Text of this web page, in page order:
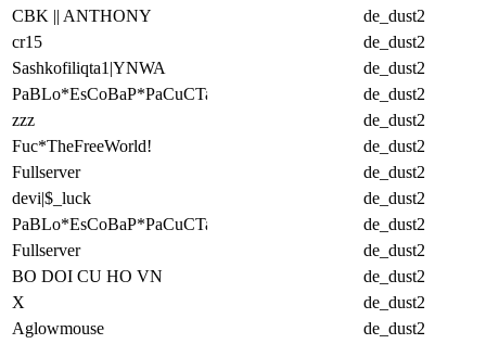
CBK || ANTHONY
de_dust2
cr15
de_dust2
Sashkofiliqta1|YNWA
de_dust2
PaBLo*EsCoBaP*PaCuCTa
de_dust2
zzz
de_dust2
Fuc*TheFreeWorld!
de_dust2
Fullserver
de_dust2
devi|$_luck
de_dust2
PaBLo*EsCoBaP*PaCuCTa
de_dust2
Fullserver
de_dust2
BO DOI CU HO VN
de_dust2
X
de_dust2
Aglowmouse
de_dust2